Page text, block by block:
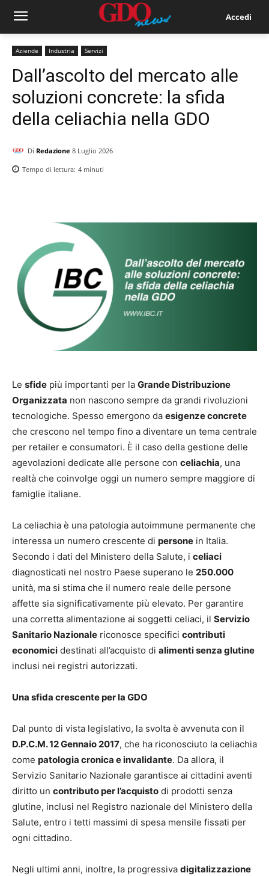
Accedi
Aziende Industria Servizi
Dall’ascolto del mercato alle
soluzioni concrete: la sfida
della celiachia nella GDO
Di Redazione 8 Luglio 2026
Tempo di lettura: 4 minuti
Le sfide più importanti per la Grande Distribuzione
Organizzata non nascono sempre da grandi rivoluzioni
tecnologiche. Spesso emergono da esigenze concrete
che crescono nel tempo fino a diventare un tema centrale
per retailer e consumatori. È il caso della gestione delle
agevolazioni dedicate alle persone con celiachia, una
realtà che coinvolge oggi un numero sempre maggiore di
famiglie italiane.
La celiachia è una patologia autoimmune permanente che
interessa un numero crescente di persone in Italia.
Secondo i dati del Ministero della Salute, i celiaci
diagnosticati nel nostro Paese superano le 250.000
unità, ma si stima che il numero reale delle persone
affette sia significativamente più elevato. Per garantire
una corretta alimentazione ai soggetti celiaci, il Servizio
Sanitario Nazionale riconosce specifici contributi
economici destinati all’acquisto di alimenti senza glutine
inclusi nei registri autorizzati.
Una sfida crescente per la GDO
Dal punto di vista legislativo, la svolta è avvenuta con il
D.P.C.M. 12 Gennaio 2017, che ha riconosciuto la celiachia
come patologia cronica e invalidante. Da allora, il
Servizio Sanitario Nazionale garantisce ai cittadini aventi
diritto un contributo per l’acquisto di prodotti senza
glutine, inclusi nel Registro nazionale del Ministero della
Salute, entro i tetti massimi di spesa mensile fissati per
ogni cittadino.
Negli ultimi anni, inoltre, la progressiva digitalizzazione